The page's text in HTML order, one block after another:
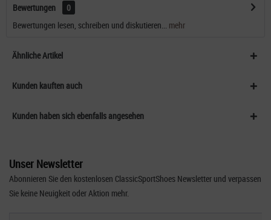
Bewertungen
0
Bewertungen lesen, schreiben und diskutieren...
mehr
Ähnliche Artikel
Kunden kauften auch
Kunden haben sich ebenfalls angesehen
Unser Newsletter
Abonnieren Sie den kostenlosen ClassicSportShoes Newsletter und verpassen
Sie keine Neuigkeit oder Aktion mehr.